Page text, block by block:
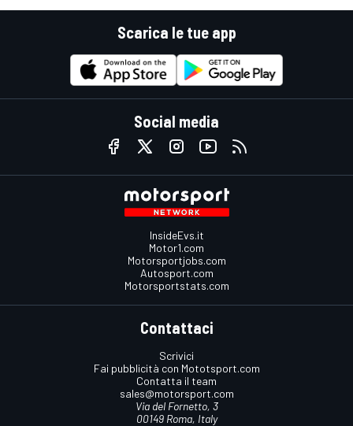
Scarica le tue app
Social media
InsideEvs.it
Motor1.com
Motorsportjobs.com
Autosport.com
Motorsportstats.com
Contattaci
Scrivici
Fai pubblicità con Mototsport.com
Contatta il team
sales@motorsport.com
Via del Fornetto, 3
00149 Roma, Italy